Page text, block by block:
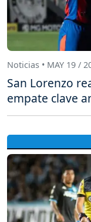
Noticias • MAY 19 /
San Lorenzo
empate clave